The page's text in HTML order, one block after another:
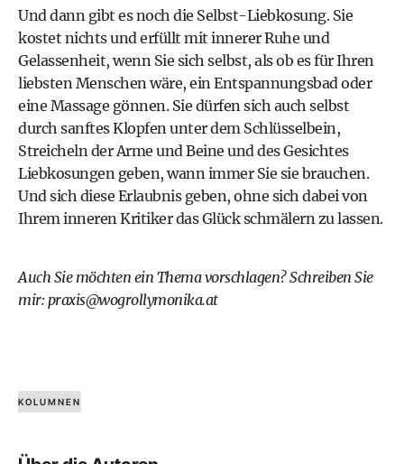
Und dann gibt es noch die Selbst-Liebkosung. Sie
kostet nichts und erfüllt mit innerer Ruhe und
Gelassenheit, wenn Sie sich selbst, als ob es für Ihren
liebsten Menschen wäre, ein Entspannungsbad oder
eine Massage gönnen. Sie dürfen sich auch selbst
durch sanftes Klopfen unter dem Schlüsselbein,
Streicheln der Arme und Beine und des Gesichtes
Liebkosungen geben, wann immer Sie sie brauchen.
Und sich diese Erlaubnis geben, ohne sich dabei von
Ihrem inneren Kritiker das Glück schmälern zu lassen.
Auch Sie möchten ein Thema vorschlagen? Schreiben Sie
mir: praxis@wogrollymonika.at
KOLUMNEN